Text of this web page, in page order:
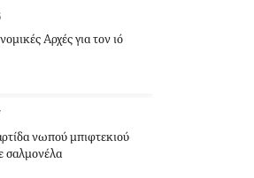
Αρχές για τον ιό
νωπού μπιφτεκιού
σαλμονέλα